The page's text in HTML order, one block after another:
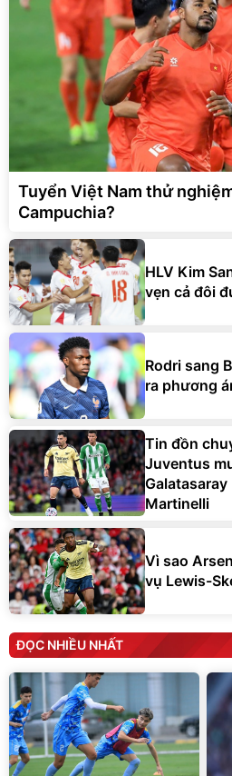
Tuyển Việt Nam thử
Campuchia?
HLV Kim
vẹn cả đôi
Rodri sang
ra phương
Tin đồn
Juventus
Martinelli
Vì sao
vụ Lewis-
ĐỌC NHIỀU NHẤT